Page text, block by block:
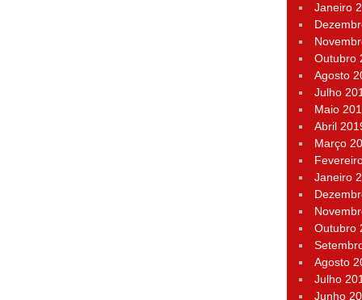
Janeiro
Outubro
Agosto
Julho
Maio
Abril
Março
Janeiro
Outubro
Agosto
Julho
Junho